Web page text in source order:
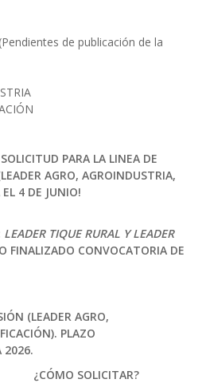
(Pendientes de publicación de la
PARA LA LINEA DE
AGRO, AGROINDUSTRIA,
HASTA EL 4 DE JUNIO!
LEADER TIQUE RURAL Y LEADER
FINALIZADO CONVOCATORIA DE
(LEADER AGRO,
PLAZO
2026.
¿CÓMO SOLICITAR?